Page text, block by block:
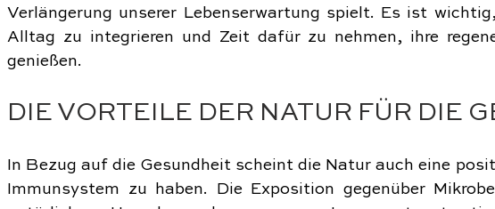
Verlängerung unserer Lebenserwartung spielt. Es ist
Alltag zu integrieren und Zeit dafür zu nehmen, ihre
genießen.
DIE VORTEILE DER NATUR FÜR DIE
In Bezug auf die Gesundheit scheint die Natur auch eine
Immunsystem zu haben. Die Exposition gegenüber